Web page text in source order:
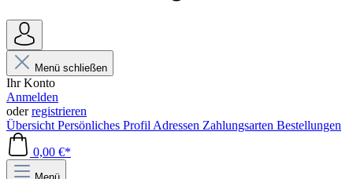
Menü schließen
Ihr Konto
Anmelden
oderregistrieren
Übersicht Persönliches Profil Adressen Zahlungsarten Bestellungen
0,00 €*